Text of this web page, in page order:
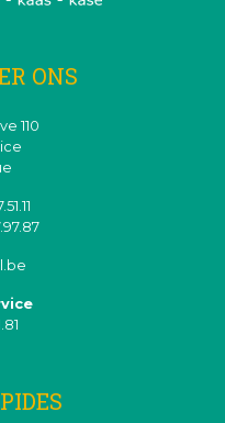
ONS
110